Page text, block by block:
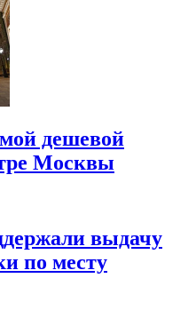
дешевой
Москвы
выдачу
по месту